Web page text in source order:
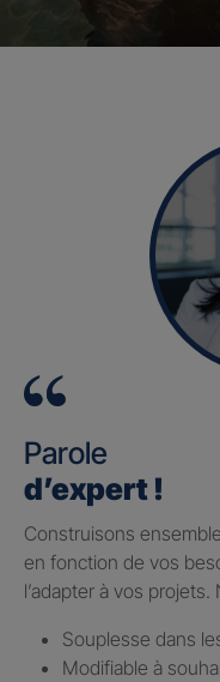
Parole
d’expert !
Construisons
en fonction de vos
l’adapter à vos
Souplesse dans
Modifiable à